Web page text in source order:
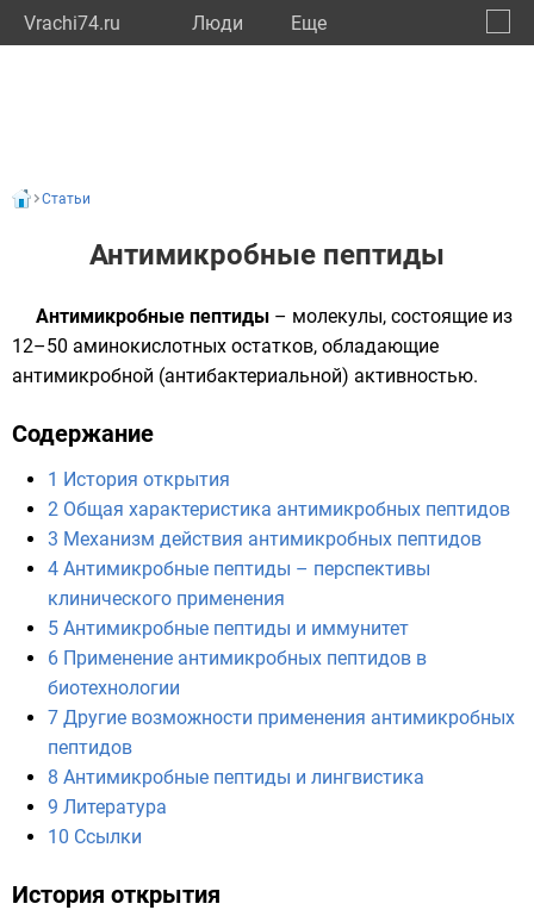
Vrachi74.ru Люди Eще
Статьи
Антимикробные пептиды
Антимикробные пептиды – молекулы, состоящие из
12–50 аминокислотных остатков, обладающие
антимикробной (антибактериальной) активностью.
Содержание
1 История открытия
2 Общая характеристика антимикробных пептидов
3 Механизм действия антимикробных пептидов
4 Антимикробные пептиды – перспективы
клинического применения
5 Антимикробные пептиды и иммунитет
6 Применение антимикробных пептидов в
биотехнологии
7 Другие возможности применения антимикробных
пептидов
8 Антимикробные пептиды и лингвистика
9 Литература
10 Ссылки
История открытия